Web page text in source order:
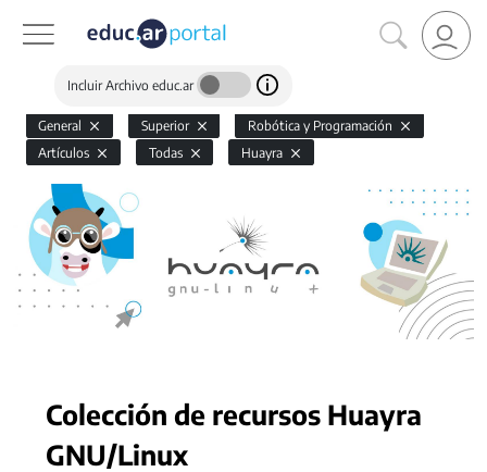
Incluir Archivo educ.ar
General Superior
Robótica y Programación
Artículos
Todas Huayra
Colección de recursos Huayra
GNU/Linux